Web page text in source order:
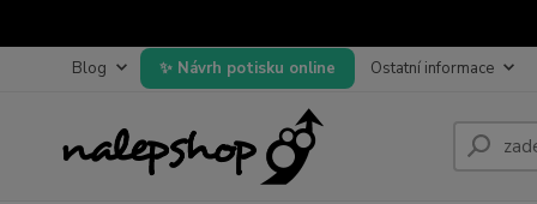
Blog Návrh potisku online Ostatní informace